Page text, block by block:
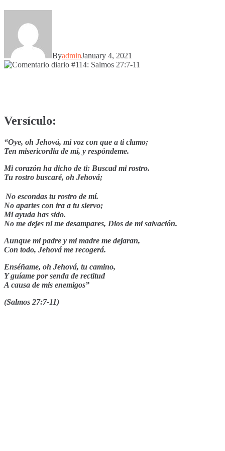
ByadminJanuary 4, 2021
Versículo:
“Oye, oh Jehová, mi voz con que a ti clamo;
Ten misericordia de mí, y respóndeme.
Mi corazón ha dicho de ti: Buscad mi rostro.
Tu rostro buscaré, oh Jehová;
No escondas tu rostro de mí.
No apartes con ira a tu siervo;
Mi ayuda has sido.
No me dejes ni me desampares, Dios de mi salvación.
Aunque mi padre y mi madre me dejaran,
Con todo, Jehová me recogerá.
Enséñame, oh Jehová, tu camino,
Y guíame por senda de rectitud
A causa de mis enemigos”
(Salmos 27:7-11)